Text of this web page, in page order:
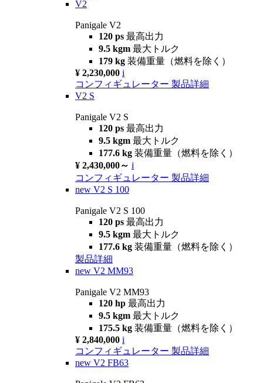
V2
Panigale V2
120 ps 最高出力
9.5 kgm 最大トルク
179 kg 装備重量（燃料を除く）
¥ 2,230,000 i
コンフィギュレーター 製品詳細
V2 S
Panigale V2 S
120 ps 最高出力
9.5 kgm 最大トルク
177.6 kg 装備重量（燃料を除く）
¥ 2,430,000～ i
コンフィギュレーター 製品詳細
new V2 S 100
Panigale V2 S 100
120 ps 最高出力
9.5 kgm 最大トルク
177.6 kg 装備重量（燃料を除く）
製品詳細
new V2 MM93
Panigale V2 MM93
120 hp 最高出力
9.5 kgm 最大トルク
175.5 kg 装備重量（燃料を除く）
¥ 2,840,000 i
コンフィギュレーター 製品詳細
new V2 FB63